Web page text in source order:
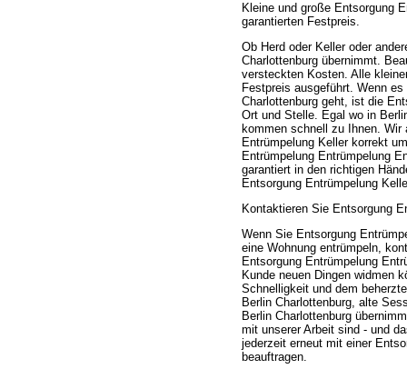
Kleine und große Entsorgung
garantierten Festpreis.
Ob Herd oder Keller oder
Charlottenburg übernimmt.
versteckten Kosten. Alle
Festpreis ausgeführt. Wenn
Charlottenburg geht, ist die
Ort und Stelle. Egal wo in
kommen schnell zu Ihnen.
Entrümpelung Keller korrekt
Entrümpelung Entrümpelung
garantiert in den richtigen
Entsorgung Entrümpelung
Kontaktieren Sie Entsorgung
Wenn Sie Entsorgung
eine Wohnung entrümpeln,
Entsorgung Entrümpelung
Kunde neuen Dingen widmen
Schnelligkeit und dem
Berlin Charlottenburg, alte
Berlin Charlottenburg
mit unserer Arbeit sind - und
jederzeit erneut mit einer
beauftragen.